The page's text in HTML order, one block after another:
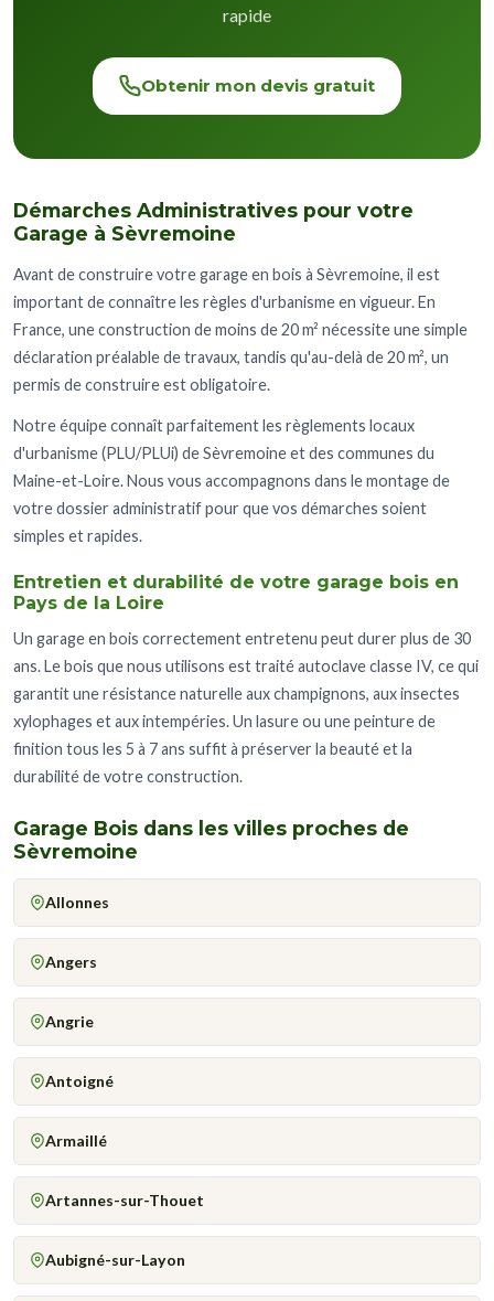
rapide
Obtenir mon devis gratuit
Démarches Administratives pour votre
Garage à Sèvremoine
Avant de construire votre garage en bois à Sèvremoine, il est
important de connaître les règles d'urbanisme en vigueur. En
France, une construction de moins de 20 m² nécessite une simple
déclaration préalable de travaux, tandis qu'au-delà de 20 m², un
permis de construire est obligatoire.
Notre équipe connaît parfaitement les règlements locaux
d'urbanisme (PLU/PLUi) de Sèvremoine et des communes du
Maine-et-Loire. Nous vous accompagnons dans le montage de
votre dossier administratif pour que vos démarches soient
simples et rapides.
Entretien et durabilité de votre garage bois en
Pays de la Loire
Un garage en bois correctement entretenu peut durer plus de 30
ans. Le bois que nous utilisons est traité autoclave classe IV, ce qui
garantit une résistance naturelle aux champignons, aux insectes
xylophages et aux intempéries. Un lasure ou une peinture de
finition tous les 5 à 7 ans suffit à préserver la beauté et la
durabilité de votre construction.
Garage Bois dans les villes proches de
Sèvremoine
Allonnes
Angers
Angrie
Antoigné
Armaillé
Artannes-sur-Thouet
Aubigné-sur-Layon